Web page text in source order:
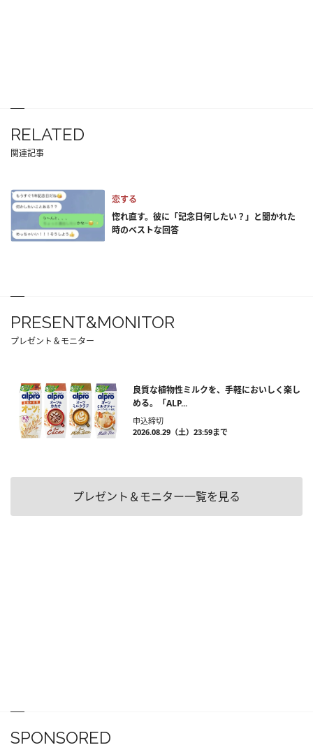
RELATED
関連記事
恋する
惚れ直す。彼に「記念日何したい？」と聞かれた
時のベストな回答
PRESENT&MONITOR
プレゼント＆モニター
良質な植物性ミルクを、手軽においしく楽し
める。「ALP...
申込締切
2026.08.29（土）23:59まで
プレゼント＆モニター一覧を見る
SPONSORED